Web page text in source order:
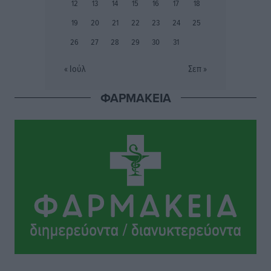
Συνελήφθη 37χρονη στη Ρόδο γιατί είχε αφήσει τα
Αθλητικά• πριν 13 ώρες
Σι Τζέι Χάρις: «Να πανηγυρίσουμε πολλές νίκες μαζί»
Αθλητικά • πριν 13 ώρες
Ροδήλιος: Ο απολογισμός από το Πανελλήνιο
Πρωτάθλημα Πίστας
12
13 14 15 16 17
18
19
20 21 22 23 24
25
26
27 28 29 30 31
« Ιούλ Σεπ »
ΦΑΡΜΑΚΕΙΑ